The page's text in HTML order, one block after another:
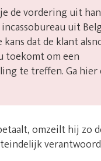
de vordering uit
uit
kans dat de klant
toekomt om een
te treffen. Ga hier
omzeilt hij zo